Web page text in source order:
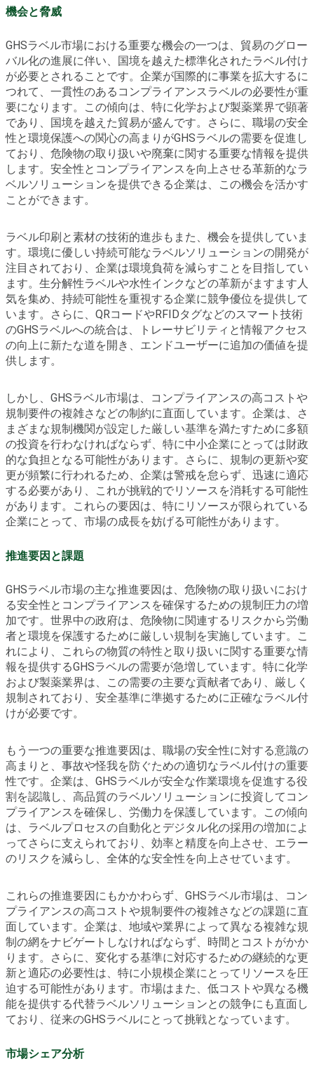
機会と脅威
GHSラベル市場における重要な機会の一つは、貿易のグロー
バル化の進展に伴い、国境を越えた標準化されたラベル付け
が必要とされることです。企業が国際的に事業を拡大するに
つれて、一貫性のあるコンプライアンスラベルの必要性が重
要になります。この傾向は、特に化学および製薬業界で顕著
であり、国境を越えた貿易が盛んです。さらに、職場の安全
性と環境保護への関心の高まりがGHSラベルの需要を促進し
ており、危険物の取り扱いや廃棄に関する重要な情報を提供
します。安全性とコンプライアンスを向上させる革新的なラ
ベルソリューションを提供できる企業は、この機会を活かす
ことができます。
ラベル印刷と素材の技術的進歩もまた、機会を提供していま
す。環境に優しい持続可能なラベルソリューションの開発が
注目されており、企業は環境負荷を減らすことを目指してい
ます。生分解性ラベルや水性インクなどの革新がますます人
気を集め、持続可能性を重視する企業に競争優位を提供して
います。さらに、QRコードやRFIDタグなどのスマート技術
のGHSラベルへの統合は、トレーサビリティと情報アクセス
の向上に新たな道を開き、エンドユーザーに追加の価値を提
供します。
しかし、GHSラベル市場は、コンプライアンスの高コストや
規制要件の複雑さなどの制約に直面しています。企業は、さ
まざまな規制機関が設定した厳しい基準を満たすために多額
の投資を行わなければならず、特に中小企業にとっては財政
的な負担となる可能性があります。さらに、規制の更新や変
更が頻繁に行われるため、企業は警戒を怠らず、迅速に適応
する必要があり、これが挑戦的でリソースを消耗する可能性
があります。これらの要因は、特にリソースが限られている
企業にとって、市場の成長を妨げる可能性があります。
推進要因と課題
GHSラベル市場の主な推進要因は、危険物の取り扱いにおけ
る安全性とコンプライアンスを確保するための規制圧力の増
加です。世界中の政府は、危険物に関連するリスクから労働
者と環境を保護するために厳しい規制を実施しています。こ
れにより、これらの物質の特性と取り扱いに関する重要な情
報を提供するGHSラベルの需要が急増しています。特に化学
および製薬業界は、この需要の主要な貢献者であり、厳しく
規制されており、安全基準に準拠するために正確なラベル付
けが必要です。
もう一つの重要な推進要因は、職場の安全性に対する意識の
高まりと、事故や怪我を防ぐための適切なラベル付けの重要
性です。企業は、GHSラベルが安全な作業環境を促進する役
割を認識し、高品質のラベルソリューションに投資してコン
プライアンスを確保し、労働力を保護しています。この傾向
は、ラベルプロセスの自動化とデジタル化の採用の増加によ
ってさらに支えられており、効率と精度を向上させ、エラー
のリスクを減らし、全体的な安全性を向上させています。
これらの推進要因にもかかわらず、GHSラベル市場は、コン
プライアンスの高コストや規制要件の複雑さなどの課題に直
面しています。企業は、地域や業界によって異なる複雑な規
制の網をナビゲートしなければならず、時間とコストがかか
ります。さらに、変化する基準に対応するための継続的な更
新と適応の必要性は、特に小規模企業にとってリソースを圧
迫する可能性があります。市場はまた、低コストや異なる機
能を提供する代替ラベルソリューションとの競争にも直面し
ており、従来のGHSラベルにとって挑戦となっています。
市場シェア分析